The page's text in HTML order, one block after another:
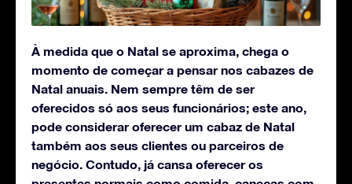
À medida que o Natal se aproxima, chega o
momento de começar a pensar nos cabazes de
Natal anuais. Nem sempre têm de ser
oferecidos só aos seus funcionários; este ano,
pode considerar oferecer um cabaz de Natal
também aos seus clientes ou parceiros de
negócio. Contudo, já cansa oferecer os